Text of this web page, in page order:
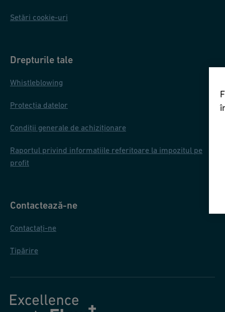
Setări cookie-uri
Drepturile tale
Whistleblowing
Protecția datelor
Condiții generale de achiziționare
Raportul privind informatiile referitoare la impozitul pe
profit
Contactează-ne
Contactați-ne
Tipărire